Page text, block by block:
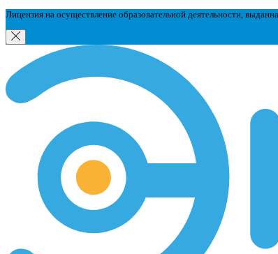
Лицензия на осуществление образовательной деятельности,